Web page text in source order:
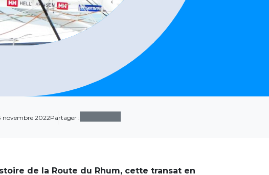
de la Route du Rhum, cette transat en
novembre 2022Partager :